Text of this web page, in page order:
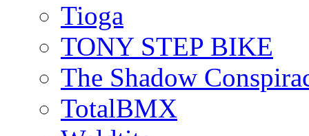
Tioga
TONY STEP BIKE
The Shadow
TotalBMX